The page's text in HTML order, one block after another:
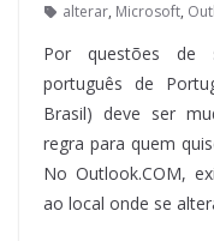
alterar, Microsoft,
Por questões de
português de
Brasil) deve ser
regra para quem
No Outlook.COM,
ao local onde se